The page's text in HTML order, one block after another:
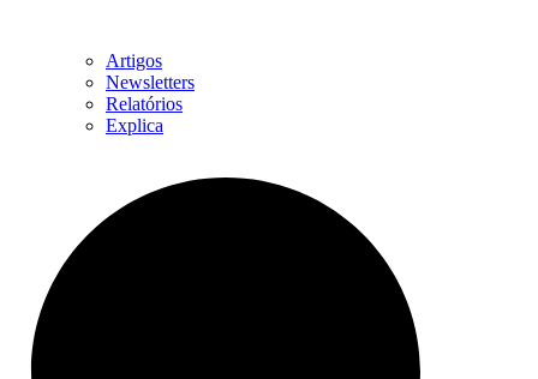
Artigos
Newsletters
Relatórios
Explica